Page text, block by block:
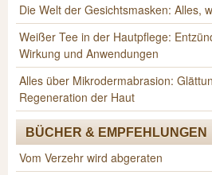
Die Welt der Gesichtsmasken: Alles,
Weißer Tee in der Hautpflege:
Wirkung und Anwendungen
Alles über Mikrodermabrasion:
Regeneration der Haut
BÜCHER & EMPFEHLUNGEN
Vom Verzehr wird abgeraten